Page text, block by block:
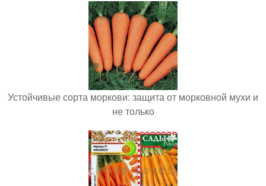
Устойчивые сорта моркови: защита от морковной мухи и
не только